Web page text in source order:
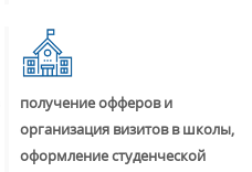
получение офферов и
организация визитов в школы,
оформление студенческой